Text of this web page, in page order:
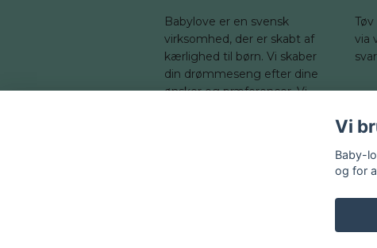
Babylove er en svensk
virksomhed, der er skabt af
kærlighed til børn. Vi skaber
din drømmeseng efter dine
ønsker og præferencer. Vi
via
Vi
Baby-
og for